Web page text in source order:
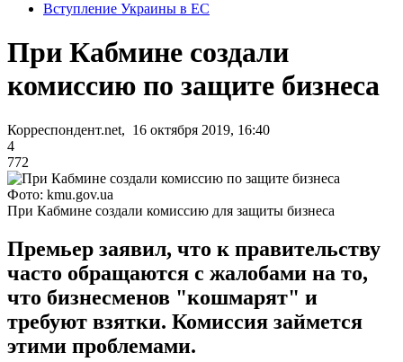
Вступление Украины в ЕС
При Кабмине создали
комиссию по защите бизнеса
Корреспондент.net, 16 октября 2019, 16:40
4
772
Фото: kmu.gov.ua
При Кабмине создали комиссию для защиты бизнеса
Премьер заявил, что к правительству
часто обращаются с жалобами на то,
что бизнесменов "кошмарят" и
требуют взятки. Комиссия займется
этими проблемами.